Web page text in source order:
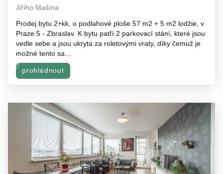
Jiřího Mašína
Prodej bytu 2+kk, o podlahové ploše 57 m2 + 5 m2 lodžie, v
Praze 5 - Zbraslav. K bytu patří 2 parkovací stání, které jsou
vedle sebe a jsou ukryta za roletovými vraty, díky čemuž je
možné tento sa...
prohlédnout